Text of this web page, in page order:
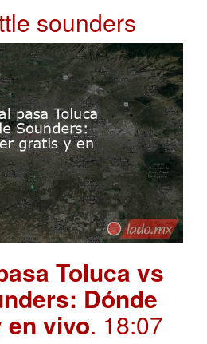
sounders
Toluca vs
Dónde
vivo. 18:07